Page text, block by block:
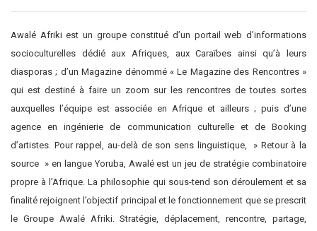
Awalé Afriki est un groupe constitué d’un portail web d’informations
socioculturelles dédié aux Afriques, aux Caraïbes ainsi qu’à leurs
diasporas ; d’un Magazine dénommé « Le Magazine des Rencontres »
qui est destiné à faire un zoom sur les rencontres de toutes sortes
auxquelles l’équipe est associée en Afrique et ailleurs ; puis d’une
agence en ingénierie de communication culturelle et de Booking
d’artistes. Pour rappel, au-delà de son sens linguistique, » Retour à la
source » en langue Yoruba, Awalé est un jeu de stratégie combinatoire
propre à l’Afrique. La philosophie qui sous-tend son déroulement et sa
finalité rejoignent l’objectif principal et le fonctionnement que se prescrit
le Groupe Awalé Afriki. Stratégie, déplacement, rencontre, partage,